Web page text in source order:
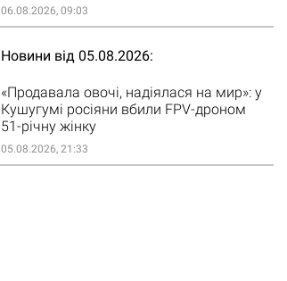
06.08.2026, 09:03
Новини від 05.08.2026
«Продавала овочі, надіялася на мир»: у
Кушугумі росіяни вбили FPV-дроном
51-річну жінку
05.08.2026, 21:33